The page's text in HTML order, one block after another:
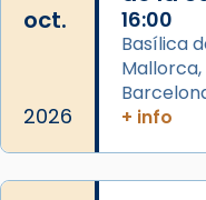
El seu sepulcre a
View on Facebook ·
oct.
2026
16:00
Basílica
Mallorca,
+ info